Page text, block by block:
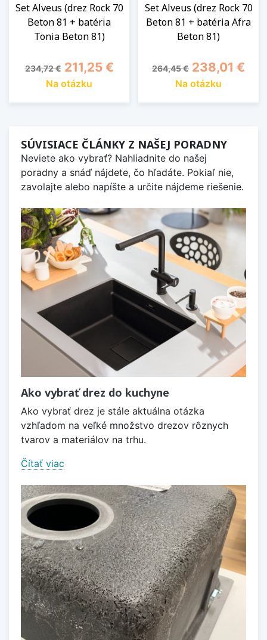
Set Alveus (drez Rock 70
Beton 81 + batéria
Tonia Beton 81)
Základná cena
234,72 € Cena
211,25 €
Na otázku
Set Alveus (drez Rock 70
Beton 81 + batéria Afra
Beton 81)
Základná cena
264,45 € Cena
238,01 €
Na otázku
SÚVISIACE ČLÁNKY Z NAŠEJ PORADNY
Neviete ako vybrať? Nahliadnite do našej
poradny a snáď nájdete, čo hľadáte. Pokiaľ nie,
zavolajte alebo napíšte a určite nájdeme riešenie.
Ako vybrať drez do kuchyne
Ako vybrať drez je stále aktuálna otázka
vzhľadom na veľké množstvo drezov rôznych
tvarov a materiálov na trhu.
Čítať viac